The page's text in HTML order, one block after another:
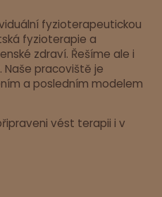
fyzioterapeutickou
fyzioterapie a
zdraví. Řešíme ale i
pracoviště je
a posledním modelem
vést terapii i v